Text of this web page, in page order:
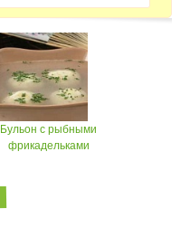
Бульон с рыбными
фрикадельками